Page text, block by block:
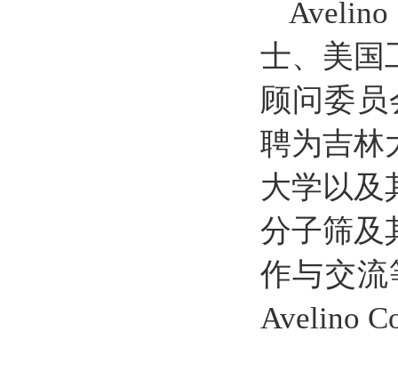
士、美国
顾问委员
聘为吉林
大学以及
分子筛及
作与交
Avelino